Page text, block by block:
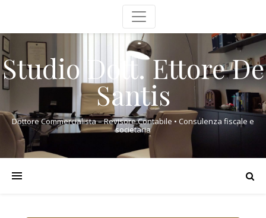
Studio Dott. Ettore De
Santis
Dottore Commercialista – Revisore Contabile • Consulenza fiscale e
societaria